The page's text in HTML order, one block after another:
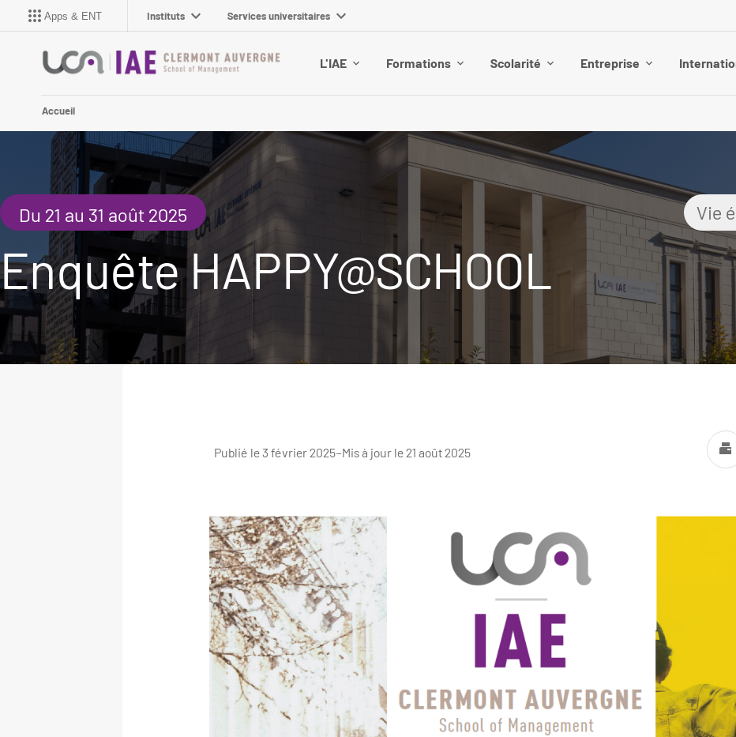
Apps & ENT Instituts Services universitaires
L'IAE Formations Scolarité Entreprise
Accueil
Du 21 au 31 août 2025 Vie
Enquête HAPPY@SCHOOL
Publié le 3 février 2025–Mis à jour le 21 août 2025